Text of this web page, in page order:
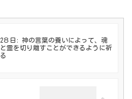
2８日: 神の言葉の養いによって、魂
と霊を切り離すことができるように祈
る